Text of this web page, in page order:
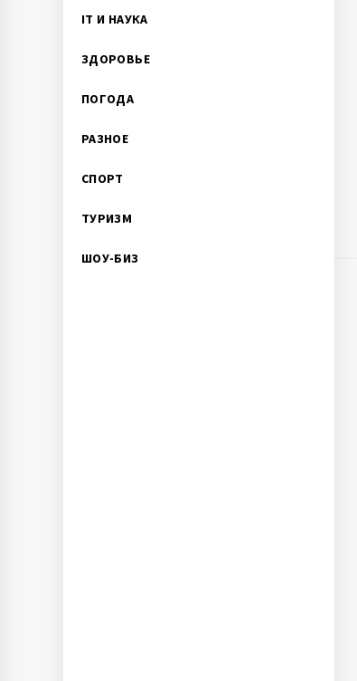
IT И НАУКА
ЗДОРОВЬЕ
ПОГОДА
РАЗНОЕ
СПОРТ
ТУРИЗМ
ШОУ-БИЗ